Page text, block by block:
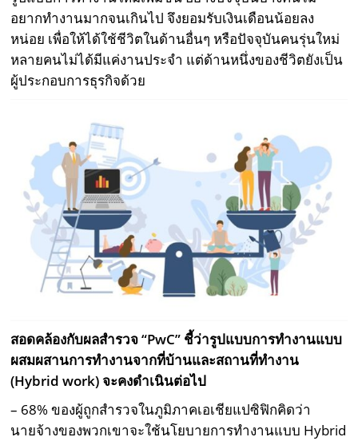
อยากทำงานมากจนเกินไป จึงยอมรับเงินเดือนน้อยลง
หน่อย เพื่อให้ได้ใช้ชีวิตในด้านอื่นๆ หรือปัจจุบันคนรุ่นใหม่
หลายคนไม่ได้มีแค่งานประจำ แต่ด้านหนึ่งของชีวิตยังเป็น
ผู้ประกอบการธุรกิจด้วย
สอดคล้องกับผลสำรวจ “PwC” ชี้ว่ารูปแบบการทำงานแบบ
ผสมผสานการทำงานจากที่บ้านและสถานที่ทำงาน
(Hybrid work) จะคงดำเนินต่อไป
– 68% ของผู้ถูกสำรวจในภูมิภาคเอเชียแปซิฟิกคิดว่า
นายจ้างของพวกเขาจะใช้นโยบายการทำงานแบบ Hybrid